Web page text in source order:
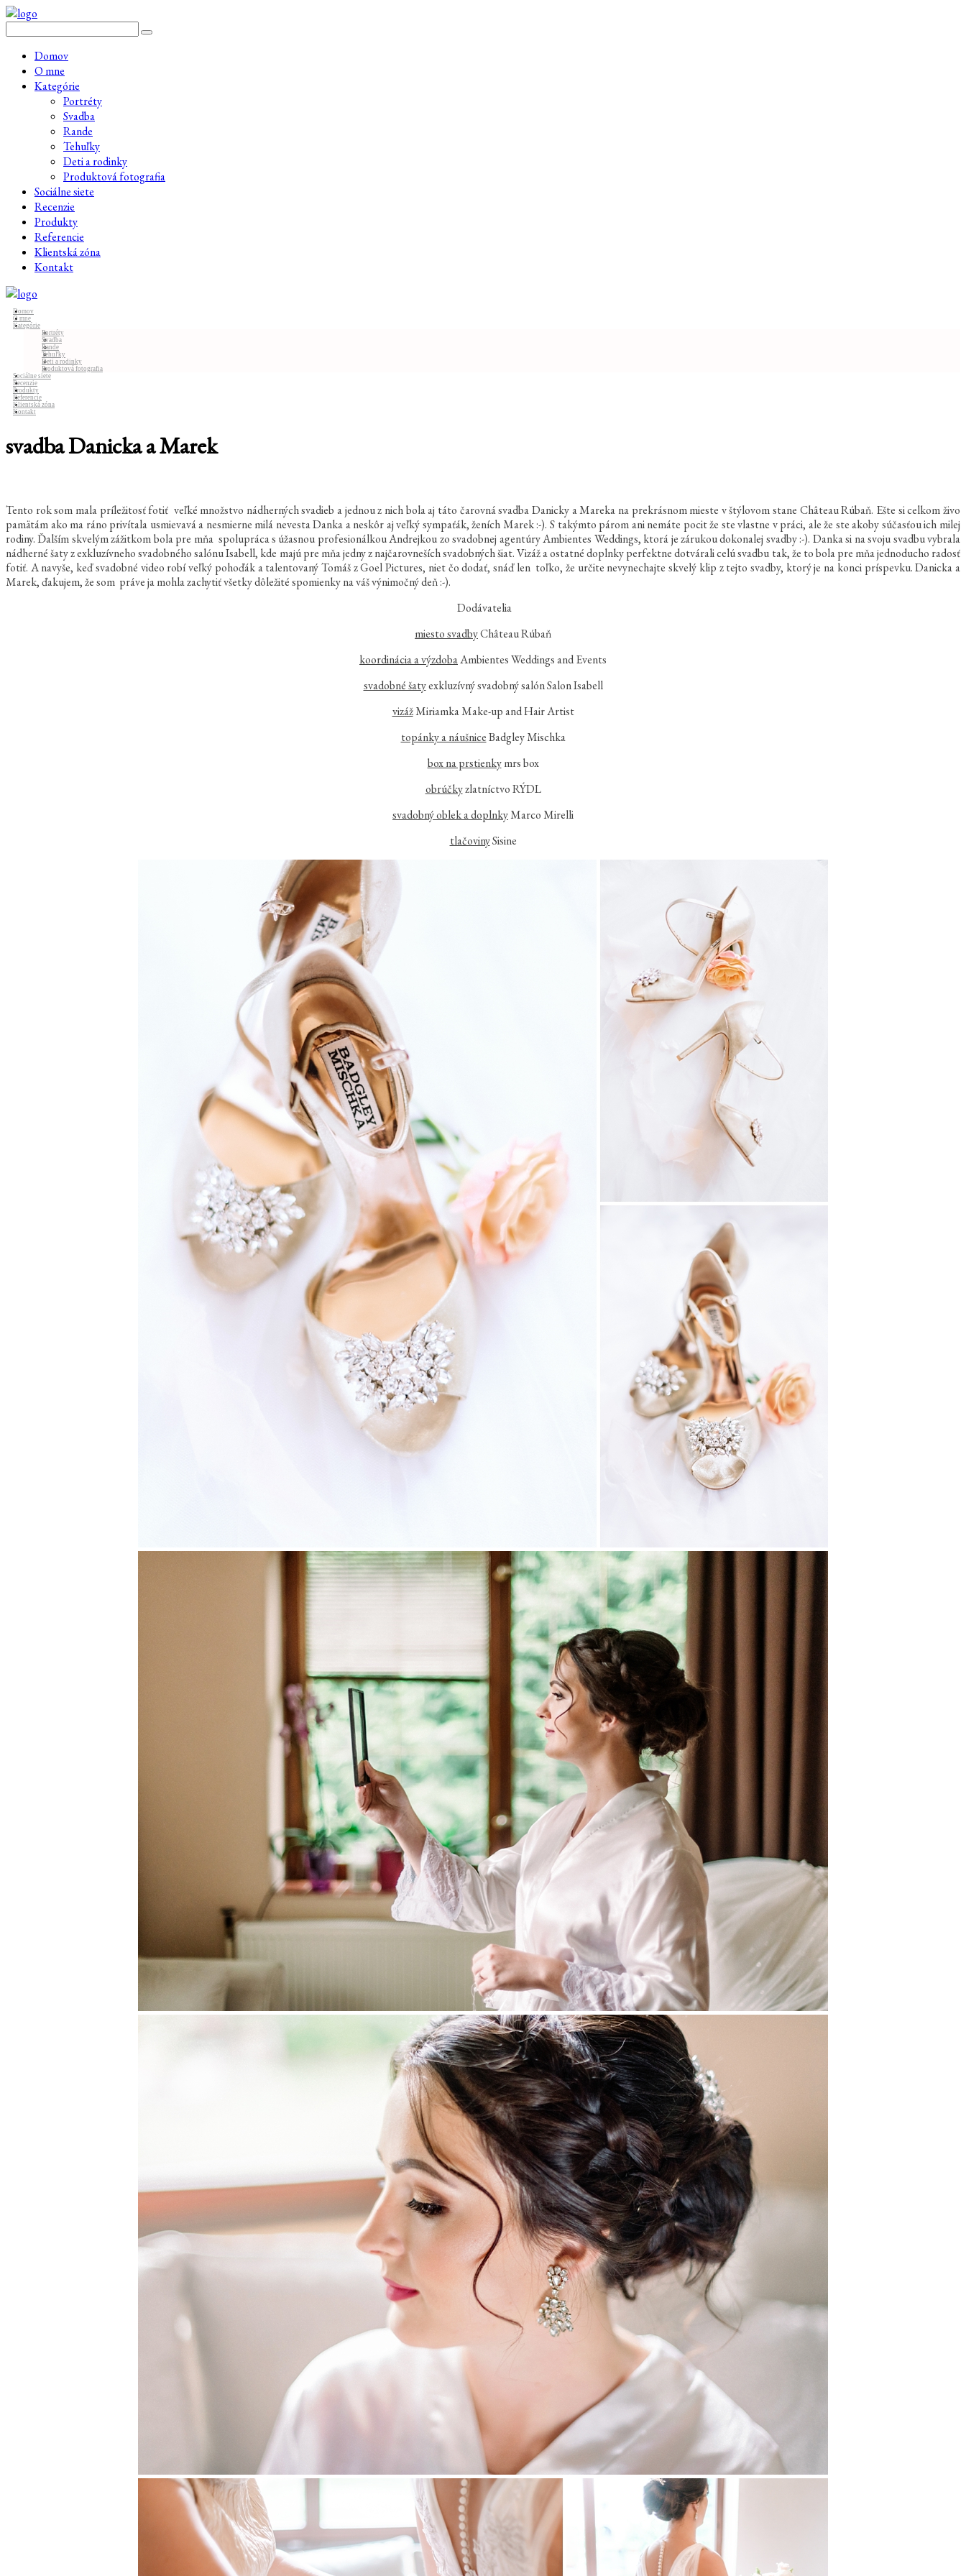
Domov
O mne
Kategórie
Portréty
Svadba
Rande
Tehuľky
Deti a rodinky
Produktová fotografia
Sociálne siete
Recenzie
Produkty
Referencie
Klientská zóna
Kontakt
Domov
O mne
Kategórie
Portréty
Svadba
Rande
Tehuľky
Deti a rodinky
Produktová fotografia
Sociálne siete
Recenzie
Produkty
Referencie
Klientská zóna
Kontakt
svadba Danicka a Marek
Tento rok som mala príležitosť fotiť veľké množstvo nádherných svadieb a jednou z nich bola aj táto čarovná svadba Danicky a Mareka na prekrásnom mieste v štýlovom stane Château Rúbaň. Ešte si celkom živo
pamätám ako ma ráno privítala usmievavá a nesmierne milá nevesta Danka a neskôr aj veľký sympaťák, ženích Marek :-). S takýmto párom ani nemáte pocit že ste vlastne v práci, ale že ste akoby súčasťou ich milej
rodiny. Ďalším skvelým zážitkom bola pre mňa spolupráca s úžasnou profesionálkou Andrejkou zo svadobnej agentúry Ambientes Weddings, ktorá je zárukou dokonalej svadby :-). Danka si na svoju svadbu vybrala
nádherné šaty z exkluzívneho svadobného salónu Isabell, kde majú pre mňa jedny z najčarovneších svadobných šiat. Vizáž a ostatné doplnky perfektne dotvárali celú svadbu tak, že to bola pre mňa jednoducho radosť
fotiť. A navyše, keď svadobné video robí veľký pohoďák a talentovaný Tomáš z Goel Pictures, niet čo dodať, snáď len toľko, že určite nevynechajte skvelý klip z tejto svadby, ktorý je na konci príspevku. Danicka a
Marek, ďakujem, že som práve ja mohla zachytiť všetky dôležité spomienky na váš výnimočný deň :-).
Dodávatelia
miesto svadbyChâteau Rúbaň
koordinácia a výzdobaAmbientes Weddings and Events
svadobné šatyexkluzívný svadobný salón Salon Isabell
vizážMiriamka Make-up and Hair Artist
topánky a náušniceBadgley Mischka
box na prstienkymrs box
obrúčkyzlatníctvo RÝDL
svadobný oblek a doplnkyMarco Mirelli
tlačovinySisine